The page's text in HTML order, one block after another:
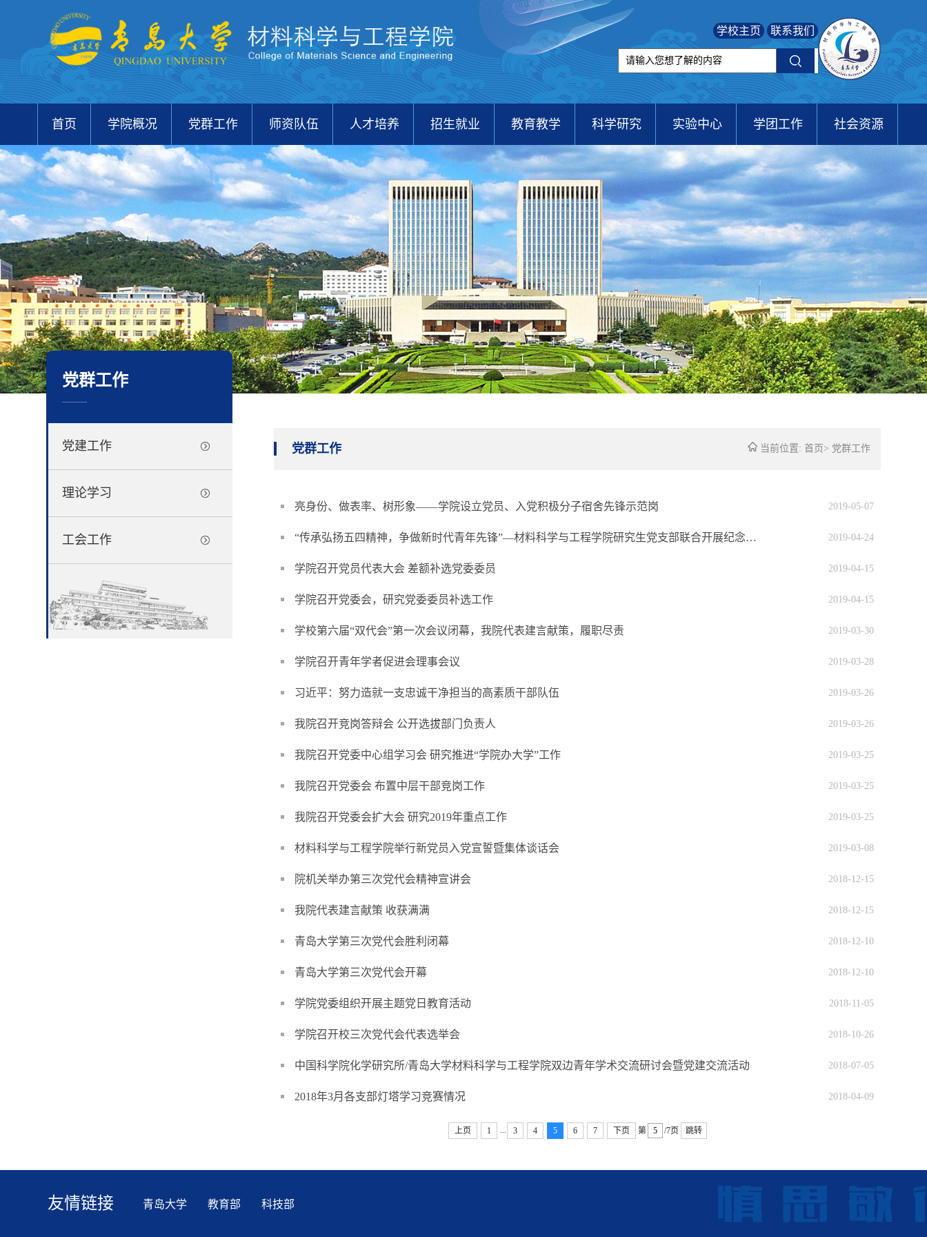
学校主页 联系我们
首页 学院概况 党群工作 师资队伍 人才培养 招生就业 教育教学 科学研究 实验中心 学团工作 社会资源
校友之家
党群工作
..................
党建工作
理论学习
工会工作
党群工作 当前位置: 首页 > 党群工作
亮身份、做表率、树形象——学院设立党员、入党积极分子宿舍先锋示范岗 2019-05-07
“传承弘扬五四精神，争做新时代青年先锋”—​材料科学与工程学院研究生党支部联合开展纪念五四运动100周年主题党日活动 2019-04-24
学院召开党员代表大会 差额补选党委委员 2019-04-15
学院召开党委会，研究党委委员补选工作 2019-04-15
学校第六届“双代会”第一次会议闭幕，我院代表建言献策，履职尽责 2019-03-30
学院召开青年学者促进会理事会议 2019-03-28
习近平：努力造就一支忠诚干净担当的高素质干部队伍 2019-03-26
我院召开竞岗答辩会 公开选拔部门负责人 2019-03-26
我院召开党委中心组学习会 研究推进“学院办大学”工作 2019-03-25
我院召开党委会 布置中层干部竞岗工作 2019-03-25
我院召开党委会扩大会 研究2019年重点工作 2019-03-25
材料科学与工程学院举行新党员入党宣誓暨集体谈话会 2019-03-08
院机关举办第三次党代会精神宣讲会 2018-12-15
我院代表建言献策 收获满满 2018-12-15
青岛大学第三次党代会胜利闭幕 2018-12-10
青岛大学第三次党代会开幕 2018-12-10
学院党委组织开展主题党日教育活动 2018-11-05
学院召开校三次党代会代表选举会 2018-10-26
中国科学院化学研究所/青岛大学材料科学与工程学院双边青年学术交流研讨会暨党建交流活动 2018-07-05
2018年3月各支部灯塔学习竞赛情况 2018-04-09
上页 1 3 4 5 6 7 下页 第 /7页 跳转
友情链接 青岛大学 教育部 科技部